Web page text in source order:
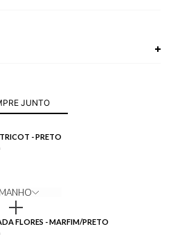
JUNTO
- PRETO
FLORES - MARFIM/PRETO